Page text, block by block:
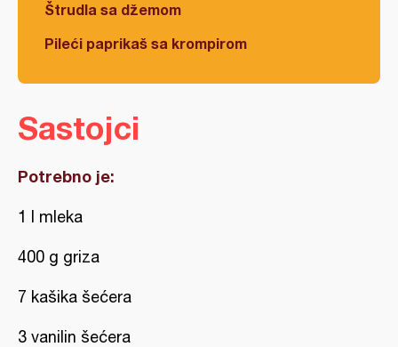
Štrudla sa džemom
Pileći paprikaš sa krompirom
Sastojci
Potrebno je:
1 l mleka
400 g griza
7 kašika šećera
3 vanilin šećera